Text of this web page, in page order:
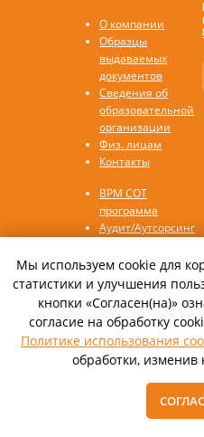
ВРМ СОТ
программа
Аудит/Аутсорсинг
Воинский учет
ГОЧС
НОК ЦОК
Охрана труда
Охрана труда на
высоте ОТВ
Охрана труда в
замкнутых
пространствах ОЗП
О компании
Образцы
выдаваемых
документов
Сведения об
образовательной
организации
Физ. лицам
Контакты
Мы используем cookie для
статистики и улучшения
кнопки «Согласен(на)»
согласие на обработку
Политике использования
обработки, изменив